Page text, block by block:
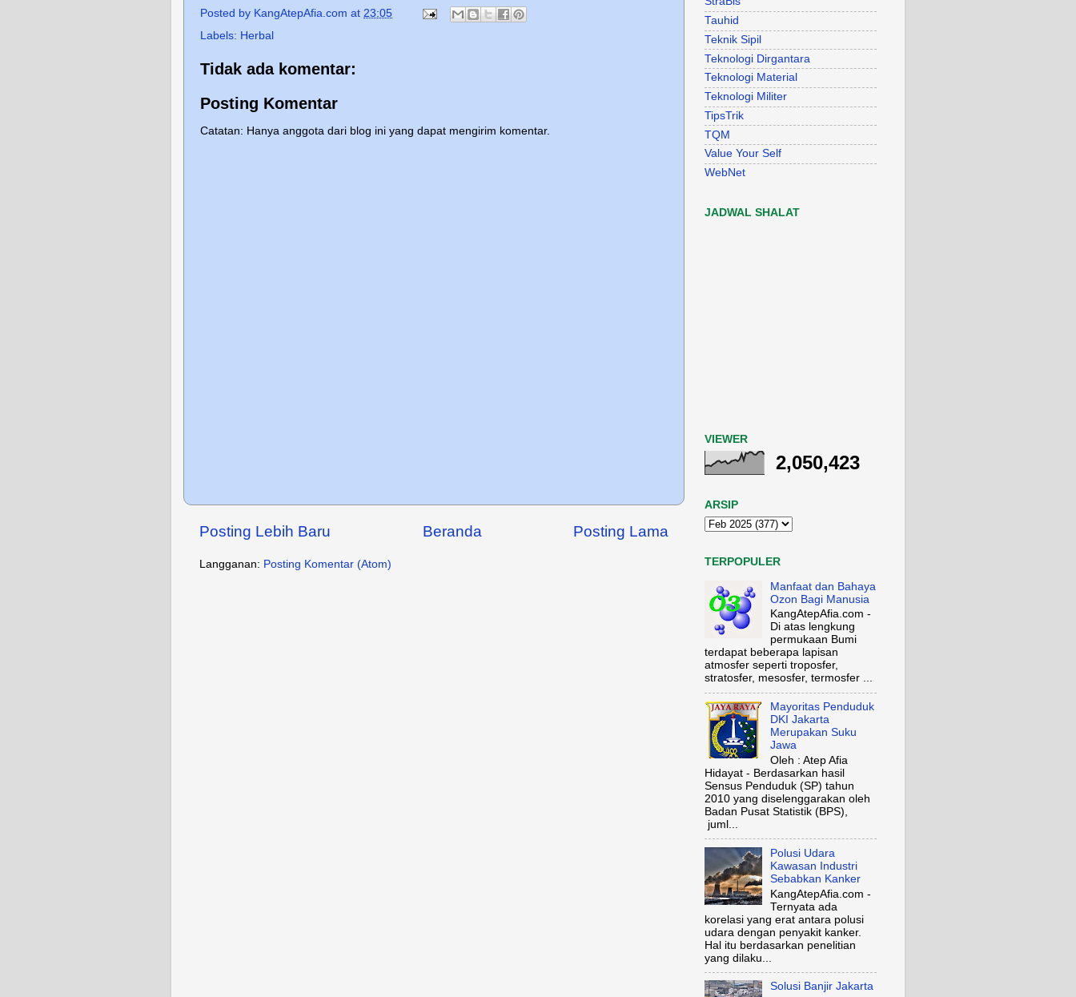
Posted by KangAtepAfia.com at 23:05
Labels: Herbal
Tidak ada komentar:
Posting Komentar
Catatan: Hanya anggota dari blog ini yang dapat mengirim komentar.
Posting Lebih Baru Posting Lama
Beranda
Langganan: Posting Komentar (Atom)
Tauhid
Teknik Sipil
Teknologi Dirgantara
Teknologi Material
Teknologi Militer
TipsTrik
TQM
Value Your Self
WebNet
JADWAL SHALAT
VIEWER
2,050,423
ARSIP
TERPOPULER
Manfaat dan Bahaya
Ozon Bagi Manusia
KangAtepAfia.com -
Di atas lengkung
permukaan Bumi
terdapat beberapa lapisan
atmosfer seperti troposfer,
stratosfer, mesosfer, termosfer ...
Mayoritas Penduduk
DKI Jakarta
Merupakan Suku
Jawa
Oleh : Atep Afia
Hidayat - Berdasarkan hasil
Sensus Penduduk (SP) tahun
2010 yang diselenggarakan oleh
Badan Pusat Statistik (BPS),
juml...
Polusi Udara
Kawasan Industri
Sebabkan Kanker
KangAtepAfia.com -
Ternyata ada
korelasi yang erat antara polusi
udara dengan penyakit kanker.
Hal itu berdasarkan penelitian
yang dilaku...
Solusi Banjir Jakarta